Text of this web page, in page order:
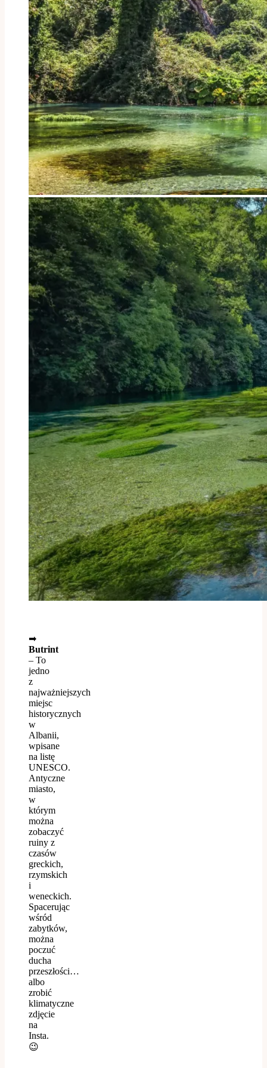
➡
Butrint
– To
jedno
z
najważniejszych
miejsc
historycznych
w
Albanii,
wpisane
na listę
UNESCO.
Antyczne
miasto,
w
którym
można
zobaczyć
ruiny z
czasów
greckich,
rzymskich
i
weneckich.
Spacerując
wśród
zabytków,
można
poczuć
ducha
przeszłości…
albo
zrobić
klimatyczne
zdjęcie
na
Insta.
😉